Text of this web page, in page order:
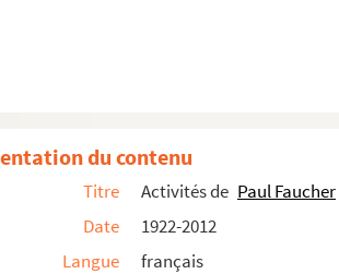
du contenu
Titre Activités de Paul Faucher
Date
1922-2012
Langue
français